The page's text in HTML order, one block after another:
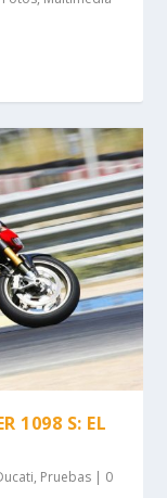
1098 S: EL
, Pruebas | 0